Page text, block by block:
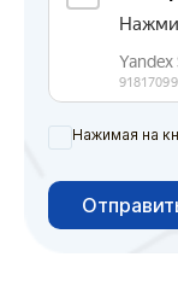
Нажимая на